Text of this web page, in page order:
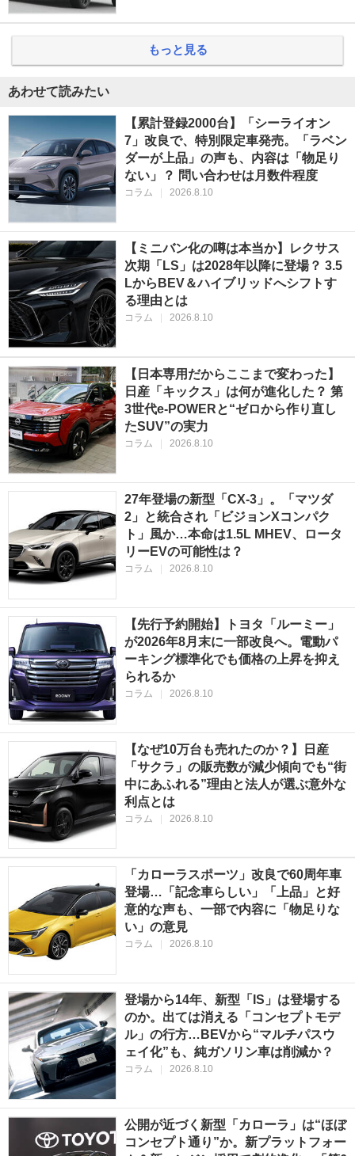
もっと見る
あわせて読みたい
【累計登録2000台】「シーライオン
7」改良で、特別限定車発売。「ラベン
ダーが上品」の声も、内容は「物足り
ない」？ 問い合わせは月数件程度
コラム | 2026.8.10
【ミニバン化の噂は本当か】レクサス
次期「LS」は2028年以降に登場？ 3.5
LからBEV＆ハイブリッドへシフトす
る理由とは
コラム | 2026.8.10
【日本専用だからここまで変わった】
日産「キックス」は何が進化した？ 第
3世代e-POWERと“ゼロから作り直し
たSUV”の実力
コラム | 2026.8.10
27年登場の新型「CX-3」。「マツダ
2」と統合され「ビジョンXコンパク
ト」風か…本命は1.5L MHEV、ロータ
リーEVの可能性は？
コラム | 2026.8.10
【先行予約開始】トヨタ「ルーミー」
が2026年8月末に一部改良へ。電動パ
ーキング標準化でも価格の上昇を抑え
られるか
コラム | 2026.8.10
【なぜ10万台も売れたのか？】日産
「サクラ」の販売数が減少傾向でも“街
中にあふれる”理由と法人が選ぶ意外な
利点とは
コラム | 2026.8.10
「カローラスポーツ」改良で60周年車
登場…「記念車らしい」「上品」と好
意的な声も、一部で内容に「物足りな
い」の意見
コラム 2026.8.10
登場から14年、新型「IS」は登場する
のか。出ては消える「コンセプトモデ
ル」の行方…BEVから“マルチパスウ
ェイ化”も、純ガソリン車は削減か？
コラム 2026.8.10
公開が近づく新型「カローラ」は“ほぼ
コンセプト通り”か。新プラットフォー